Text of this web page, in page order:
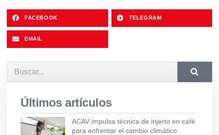
FACEBOOK TELEGRAM
EMAIL
Últimos artículos
ACAV impulsa técnica de injerto en café
para enfrentar el cambio climático